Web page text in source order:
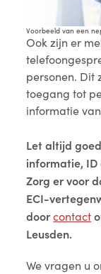
Voorbeeld van een
Ook zijn er
personen. Dit
toegang tot
informatie
Let altijd
informatie,
Zorg er voor
ECI-
doorcontact
Leusden.
We vragen u